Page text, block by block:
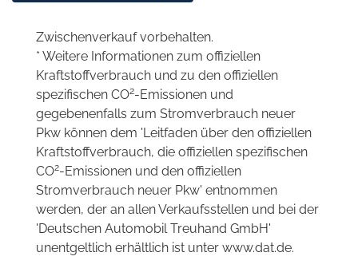
Zwischenverkauf vorbehalten.
* Weitere Informationen zum offiziellen
Kraftstoffverbrauch und zu den offiziellen
spezifischen CO2-Emissionen und
gegebenenfalls zum Stromverbrauch neuer
Pkw können dem 'Leitfaden über den offiziellen
Kraftstoffverbrauch, die offiziellen spezifischen
CO2-Emissionen und den offiziellen
Stromverbrauch neuer Pkw' entnommen
werden, der an allen Verkaufsstellen und bei der
'Deutschen Automobil Treuhand GmbH'
unentgeltlich erhältlich ist unter www.dat.de.